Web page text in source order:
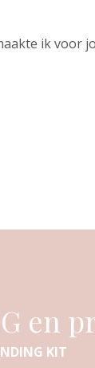
ik voor
en
KIT